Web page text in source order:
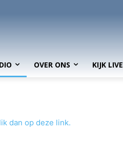
OVER ONS KIJK LIVE
dan op deze link.